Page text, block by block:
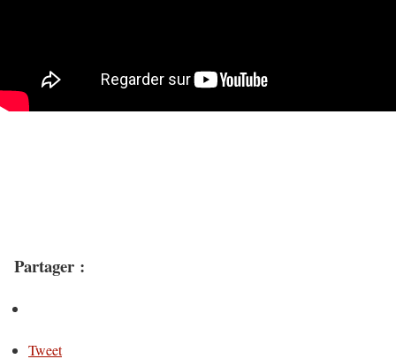
Partager :
Tweet